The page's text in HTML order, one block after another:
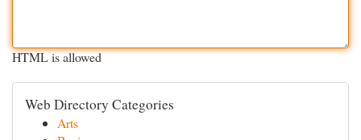
HTML is allowed
Web Directory Categories
Arts